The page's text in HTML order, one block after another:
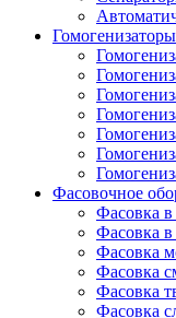
Гомогенизаторы
Фасовочное
Фасовка
Фасовка
Фасовка
Фасовка
Фасовка
Фасовка